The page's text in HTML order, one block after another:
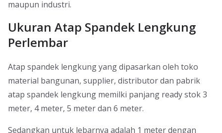
maupun industri.
Ukuran Atap Spandek Lengkung
Perlembar
Atap spandek lengkung yang dipasarkan oleh toko
material bangunan, supplier, distributor dan pabrik
atap spandek lengkung memilki panjang ready stok 3
meter, 4 meter, 5 meter dan 6 meter.
Sedangkan untuk lebarnya adalah 1 meter dengan